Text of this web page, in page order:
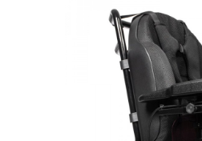
Подъёмники для